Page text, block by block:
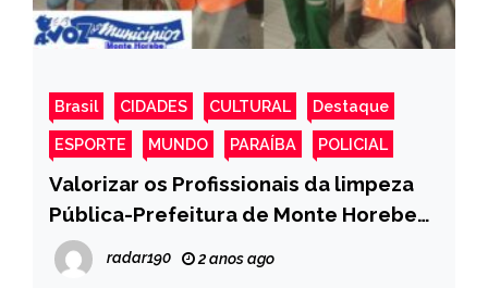
Brasil CIDADES CULTURAL Destaque
ESPORTE MUNDO PARAÍBA POLICIAL
Valorizar os Profissionais da limpeza
Pública-Prefeitura de Monte Horebe
realiza entrega de fardamento aos
garis (EPI)
radar190 2 anos ago